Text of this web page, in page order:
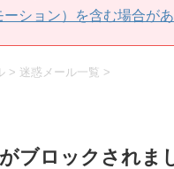
ーション）を含む場合が
> 迷惑メール一覧 >
ブロックされま